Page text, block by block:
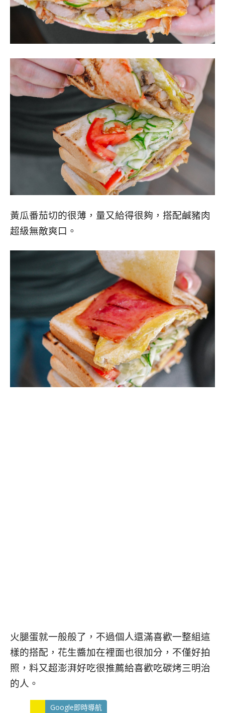
黃瓜番茄切的很薄，量又給得很夠，搭配鹹豬肉
超級無敵爽口。
火腿蛋就一般般了，不過個人還滿喜歡一整組這
樣的搭配，花生醬加在裡面也很加分，不僅好拍
照，料又超澎湃好吃很推薦給喜歡吃碳烤三明治
的人。
Google即時導航